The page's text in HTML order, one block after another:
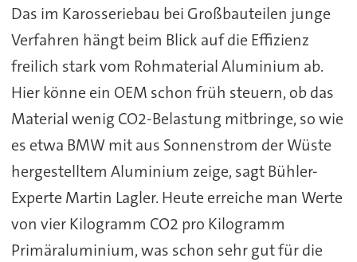
Das im Karosseriebau bei Großbauteilen junge
Verfahren hängt beim Blick auf die Effizienz
freilich stark vom Rohmaterial Aluminium ab.
Hier könne ein OEM schon früh steuern, ob das
Material wenig CO2-Belastung mitbringe, so wie
es etwa BMW mit aus Sonnenstrom der Wüste
hergestelltem Aluminium zeige, sagt Bühler-
Experte Martin Lagler. Heute erreiche man Werte
von vier Kilogramm CO2 pro Kilogramm
Primäraluminium, was schon sehr gut für die